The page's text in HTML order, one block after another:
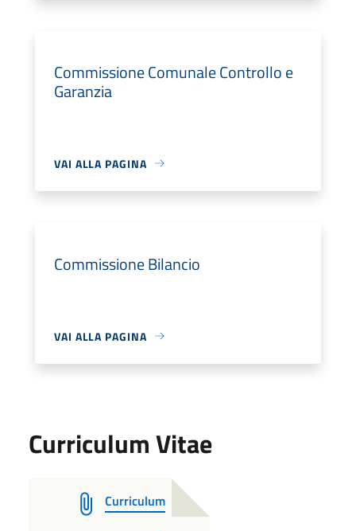
Commissione Comunale Controllo e
Garanzia
VAI ALLA PAGINA
Commissione Bilancio
VAI ALLA PAGINA
Curriculum Vitae
Curriculum